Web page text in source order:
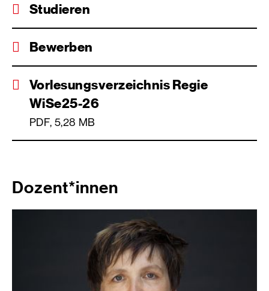
Studieren
Bewerben
Vorlesungsverzeichnis Regie
WiSe25-26
PDF, 5,28 MB
Dozent*innen